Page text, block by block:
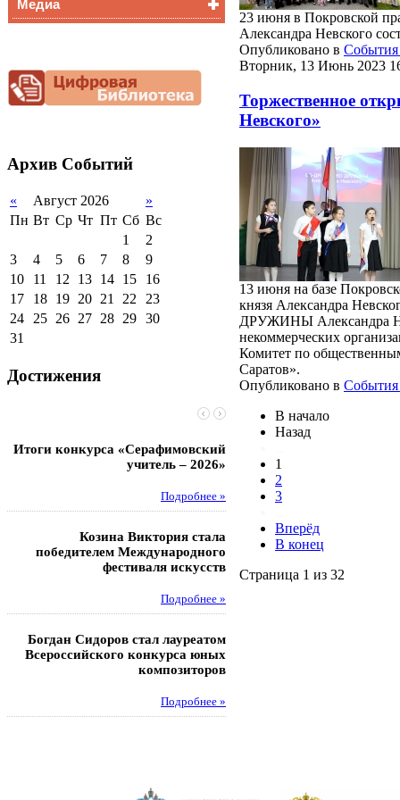
Снижение
документационной
нагрузки
Медиа
Архив Событий
« Август 2026
»
Пн Вт Ср Чт Пт Сб Вс
1
2
3
4 5 6 7 8
9
10
11 12 13 14 15
16
17
18 19 20 21 22 23
24 25 26 27 28 29 30
31
Достижения
Итоги конкурса «Серафимовский
учитель – 2026»
Подробнее »
Козина Виктория стала
победителем Международного
фестиваля искусств
Подробнее »
Богдан Сидоров стал лауреатом
Всероссийского конкурса юных
композиторов
Подробнее »
областных соревнований
Музафаров Пётр стал
23 июня в Покровской
Александра Невского
Опубликовано в События
Вторник, 13 Июнь 2023
Торжественное
Невского»
13 июня на базе
князя Александра
ДРУЖИНЫ Александра
некоммерческих
Комитет по
Саратов».
Опубликовано в События
В начало
Назад
1
2
3
Вперёд
В конец
Страница 1 из 32